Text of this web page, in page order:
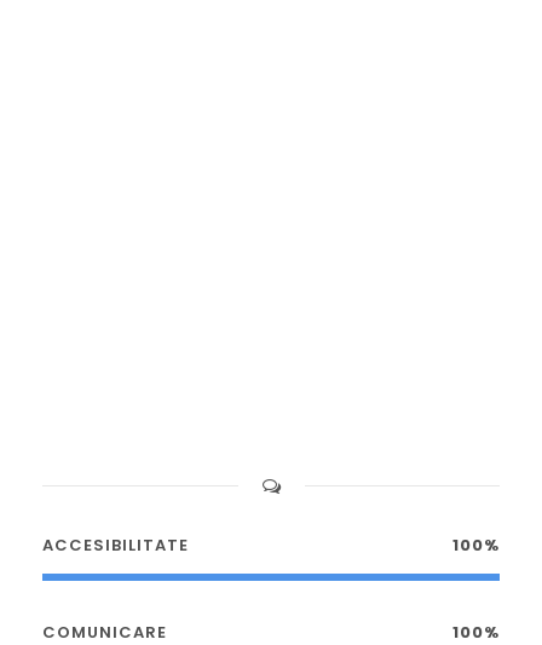
ACCESIBILITATE 100%
COMUNICARE 100%